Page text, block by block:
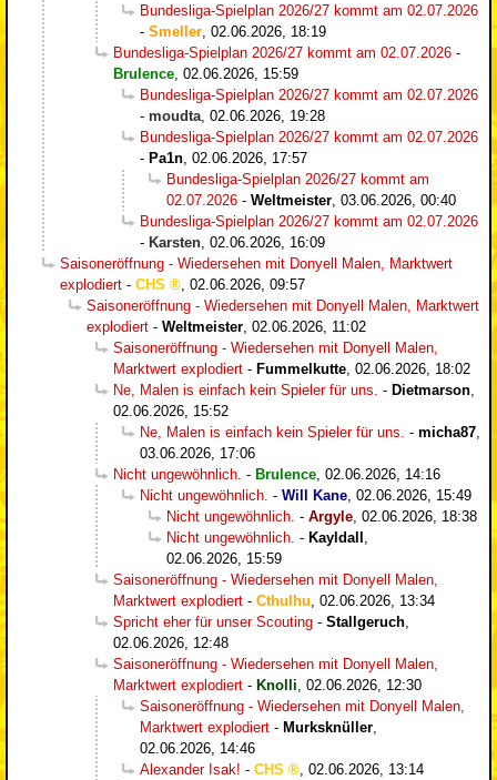
Bundesliga-Spielplan 2026/27 kommt am 02.07.2026
- Smeller, 02.06.2026, 18:19
Bundesliga-Spielplan 2026/27 kommt am 02.07.2026 -
Brulence, 02.06.2026, 15:59
Bundesliga-Spielplan 2026/27 kommt am 02.07.2026
- moudta, 02.06.2026, 19:28
Bundesliga-Spielplan 2026/27 kommt am 02.07.2026
- Pa1n, 02.06.2026, 17:57
Bundesliga-Spielplan 2026/27 kommt am
02.07.2026 - Weltmeister, 03.06.2026, 00:40
Bundesliga-Spielplan 2026/27 kommt am 02.07.2026
- Karsten, 02.06.2026, 16:09
Saisoneröffnung - Wiedersehen mit Donyell Malen, Marktwert
explodiert - CHS , 02.06.2026, 09:57
Saisoneröffnung - Wiedersehen mit Donyell Malen, Marktwert
explodiert - Weltmeister, 02.06.2026, 11:02
Saisoneröffnung - Wiedersehen mit Donyell Malen,
Marktwert explodiert - Fummelkutte, 02.06.2026, 18:02
Ne, Malen is einfach kein Spieler für uns. - Dietmarson,
02.06.2026, 15:52
Ne, Malen is einfach kein Spieler für uns. - micha87,
03.06.2026, 17:06
Nicht ungewöhnlich. - Brulence, 02.06.2026, 14:16
Nicht ungewöhnlich. - Will Kane, 02.06.2026, 15:49
Nicht ungewöhnlich. - Argyle, 02.06.2026, 18:38
Nicht ungewöhnlich. - Kayldall ,
02.06.2026, 15:59
Saisoneröffnung - Wiedersehen mit Donyell Malen,
Marktwert explodiert - Cthulhu, 02.06.2026, 13:34
Spricht eher für unser Scouting - Stallgeruch,
02.06.2026, 12:48
Saisoneröffnung - Wiedersehen mit Donyell Malen,
Marktwert explodiert - Knolli, 02.06.2026, 12:30
Saisoneröffnung - Wiedersehen mit Donyell Malen,
Marktwert explodiert - Murksknüller,
02.06.2026, 14:46
Alexander Isak! - CHS , 02.06.2026, 13:14